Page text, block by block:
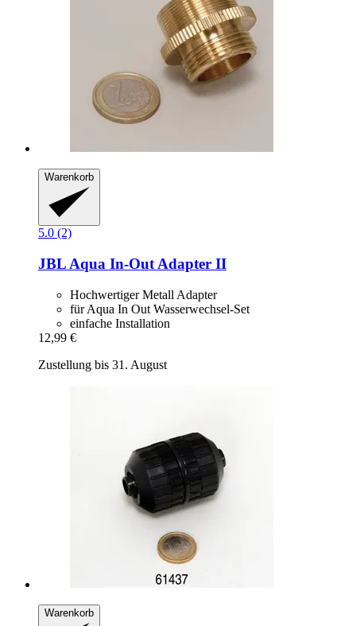
Warenkorb
5.0 (2)
JBL Aqua In-​Out Adapter II
Hochwertiger Metall Adapter
für Aqua In Out Wasserwechsel-Set
einfache Installation
12,99 €
Zustellung bis 31. August
Warenkorb